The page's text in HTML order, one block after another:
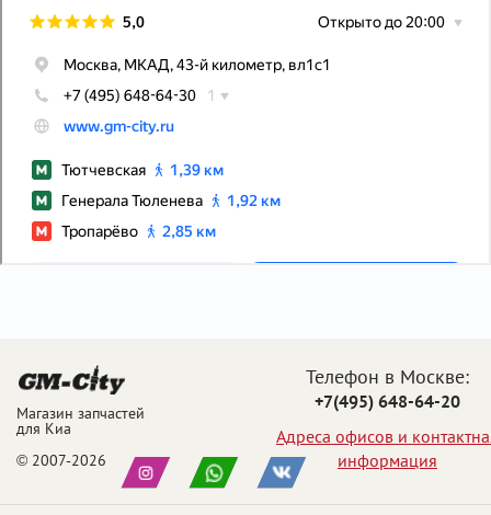
Магазин запчастей
для Киа
© 2007-2026
Телефон в Москве:
+7(495) 648-64-20
Адреса офисов и
информация